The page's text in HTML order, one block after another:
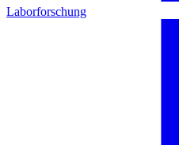
Laborforschung